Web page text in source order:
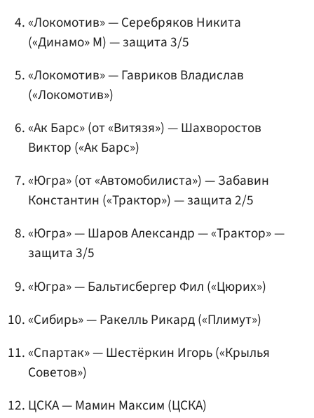
«Локомотив» —Серебряков Никита
(«Динамо» М) — защита 3/5
«Локомотив» —Гавриков Владислав
(«Локомотив»)
«Ак Барс» (от «Витязя») —Шахворостов
Виктор («Ак Барс»)
«Югра» (от «Автомобилиста») —Забавин
Константин («Трактор») — защита 2/5
«Югра» —Шаров Александр— «Трактор» —
защита 3/5
«Югра» —Бальтисбергер Фил («Цюрих»)
«Сибирь» —Ракелль Рикард(«Плимут»)
«Спартак»—Шестёркин Игорь(«Крылья
Советов»)
ЦСКА —Мамин Максим (ЦСКА)